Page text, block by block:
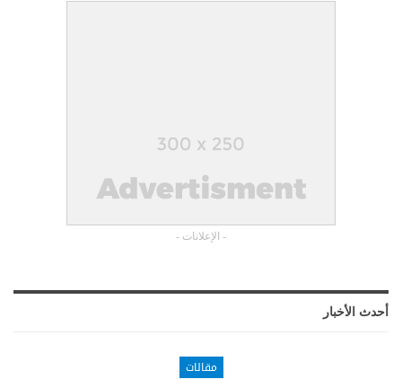
- الإعلانات -
أحدث الأخبار
مقالات